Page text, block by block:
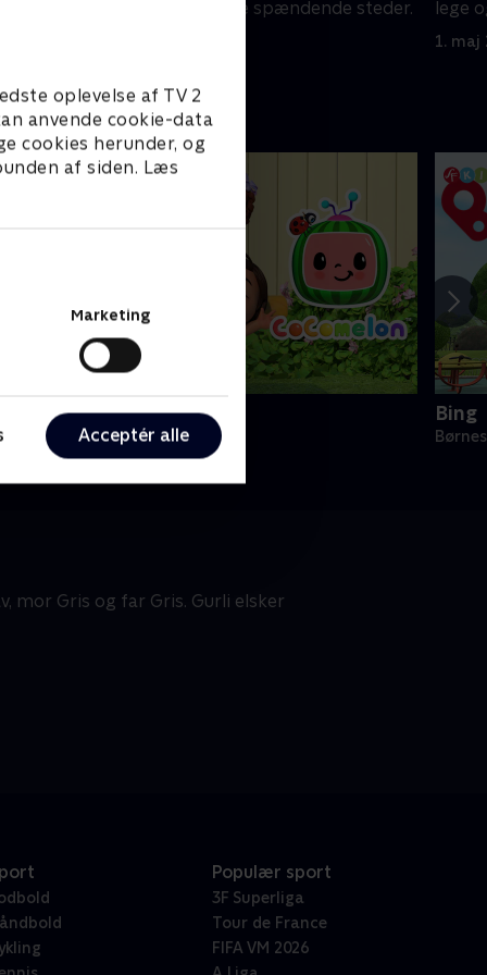
oplevelse af TV 2
anvende cookie-data
cookies herunder, og
af siden. Læs
Marketing
Acceptér alle
lege og at besøge spændende steder.
lege
1. maj
Cocomelon
• 1 sæsoner
Bing
mor Gris og far Gris. Gurli elsker
Populær sport
3F Superliga
Tour de France
FIFA VM 2026